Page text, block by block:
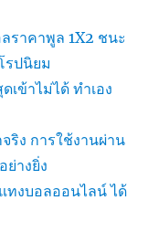
ราคาพูล 1X2 ชนะ
รปนิยม
ข้าไม่ได้ ทำเอง
ริง การใช้งานผ่าน
ย่างยิ่ง
ทงบอลออนไลน์ ได้